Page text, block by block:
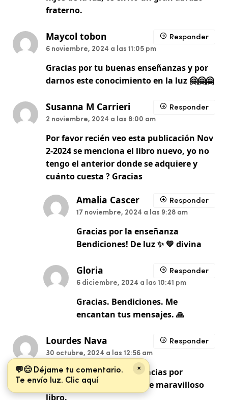
fraterno.
Maycol tobon
6 noviembre, 2024 a las 11:05 pm
Gracias por tu buenas enseñanzas y por
darnos este conocimiento en la luz 🤗🤗🤗
Responder
Susanna M Carrieri
2 noviembre, 2024 a las 8:00 am
Por favor recién veo esta publicación Nov
2-2024 se menciona el libro nuevo, yo no
tengo el anterior donde se adquiere y
cuánto cuesta ? Gracias
Responder
Amalia Cascer
17 noviembre, 2024 a las 9:28 am
Gracias por la enseñanza
Bendiciones! De luz ✨️ 💛 divina
Responder
Gloria
6 diciembre, 2024 a las 10:41 pm
Gracias. Bendiciones. Me
encantan tus mensajes. 🙏
Responder
Lourdes Nava
30 octubre, 2024 a las 12:56 am
Hola Gabriel, infinitas gracias por
contribuir a la luz con éste maravilloso
libro.
Responder
×
💬😊 Déjame tu comentario.
Te envío luz. Clic aquí